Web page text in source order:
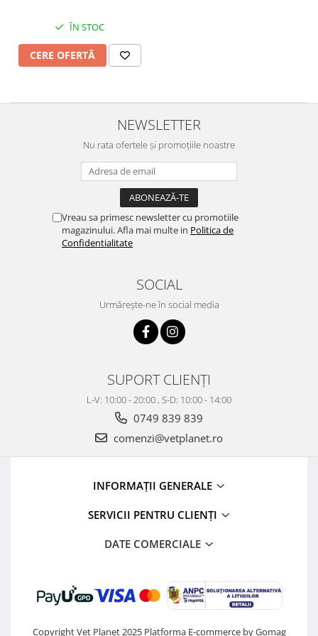
ÎN STOC
CERE OFERTĂ
NEWSLETTER
Nu rata ofertele și promoțiile noastre
Vreau sa primesc newsletter cu promotiile
magazinului. Afla mai multe in Politica de
Confidentialitate
SOCIAL
Urmărește-ne în social media
SUPORT CLIENȚI
L-V: 10:00 - 20:00 , S-D: 10:00 - 14:00
0749 839 839
comenzi@vetplanet.ro
INFORMAȚII GENERALE
SERVICII PENTRU CLIENȚI
DATE COMERCIALE
Copyright Vet Planet 2025 Platforma E-commerce by Gomag